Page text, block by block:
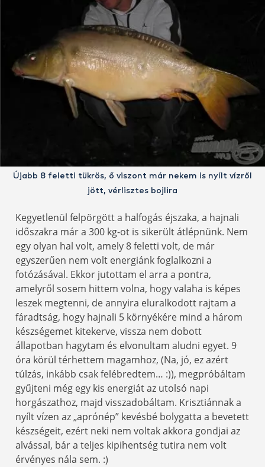
Újabb 8 feletti tükrös, ő viszont már nekem is nyílt vízről
jött, vérlisztes bojlira
Kegyetlenül felpörgött a halfogás éjszaka, a hajnali
időszakra már a 300 kg-ot is sikerült átlépnünk. Nem
egy olyan hal volt, amely 8 feletti volt, de már
egyszerűen nem volt energiánk foglalkozni a
fotózásával. Ekkor jutottam el arra a pontra,
amelyről sosem hittem volna, hogy valaha is képes
leszek megtenni, de annyira eluralkodott rajtam a
fáradtság, hogy hajnali 5 környékére mind a három
készségemet kitekerve, vissza nem dobott
állapotban hagytam és elvonultam aludni egyet. 9
óra körül térhettem magamhoz, (Na, jó, ez azért
túlzás, inkább csak felébredtem… :)), megpróbáltam
gyűjteni még egy kis energiát az utolsó napi
horgászathoz, majd visszadobáltam. Krisztiánnak a
nyílt vízen az „aprónép” kevésbé bolygatta a bevetett
készségeit, ezért neki nem voltak akkora gondjai az
alvással, bár a teljes kipihentség tutira nem volt
érvényes nála sem. :)